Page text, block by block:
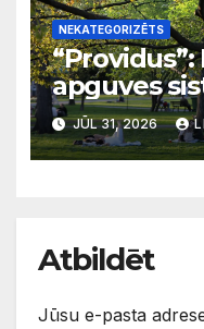
NEKATEGORIZĒTS
apguves
uz krīzēm
migrācijas
JŪL 31, 2026
Atbildēt
Jūsu e-pasta